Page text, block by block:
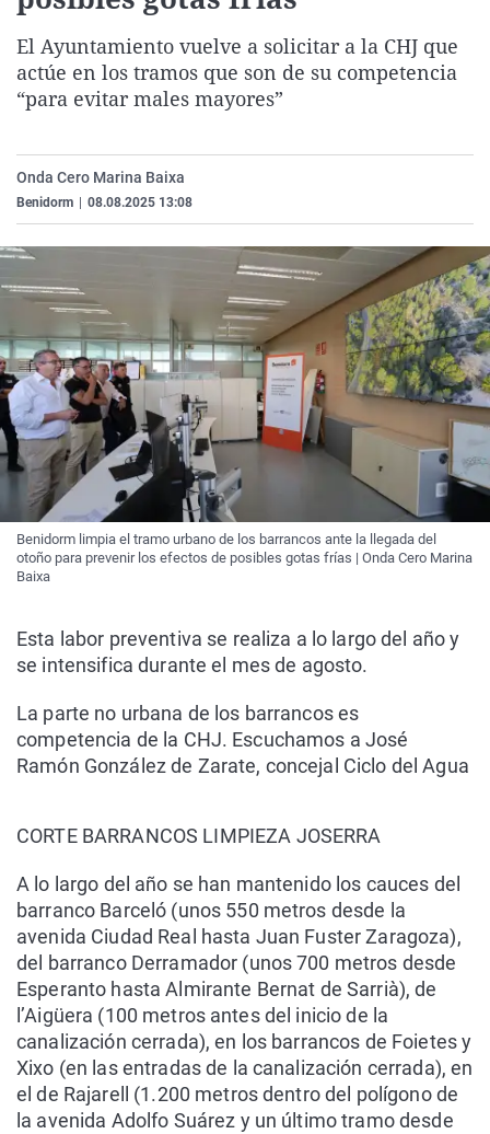
Gente viajera
Retornados
Galicia
Televisión
El Ayuntamiento vuelve a solicitar a la CHJ que
actúe en los tramos que son de su competencia
“para evitar males mayores”
Onda Cero Marina Baixa
Benidorm 08.08.2025 13:08
Benidorm limpia el tramo urbano de los barrancos ante la llegada del
otoño para prevenir los efectos de posibles gotas frías | Onda Cero Marina
Baixa
Esta labor preventiva se realiza a lo largo del año y
se intensifica durante el mes de agosto.
La parte no urbana de los barrancos es
competencia de la CHJ. Escuchamos a José
Ramón González de Zarate, concejal Ciclo del Agua
CORTE BARRANCOS LIMPIEZA JOSERRA
A lo largo del año se han mantenido los cauces del
barranco Barceló (unos 550 metros desde la
avenida Ciudad Real hasta Juan Fuster Zaragoza),
del barranco Derramador (unos 700 metros desde
Esperanto hasta Almirante Bernat de Sarrià), de
l’Aigüera (100 metros antes del inicio de la
canalización cerrada), en los barrancos de Foietes y
Xixo (en las entradas de la canalización cerrada), en
el de Rajarell (1.200 metros dentro del polígono de
la avenida Adolfo Suárez y un último tramo desde